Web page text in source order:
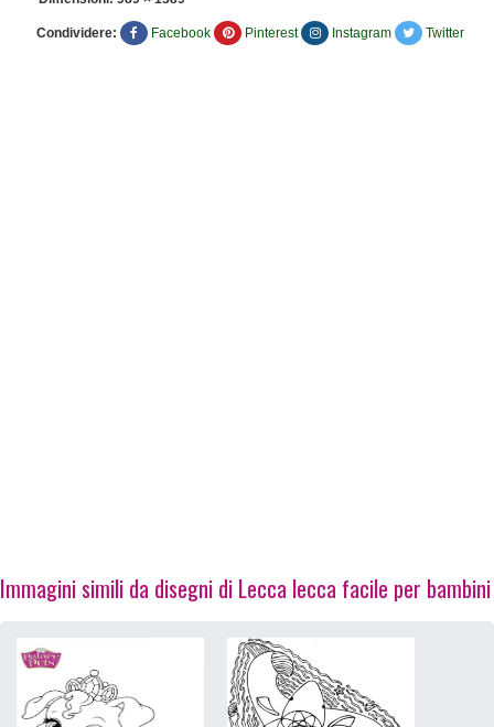
Condividere: Facebook Pinterest Instagram Twitter
Immagini simili da disegni di Lecca lecca facile per bambini